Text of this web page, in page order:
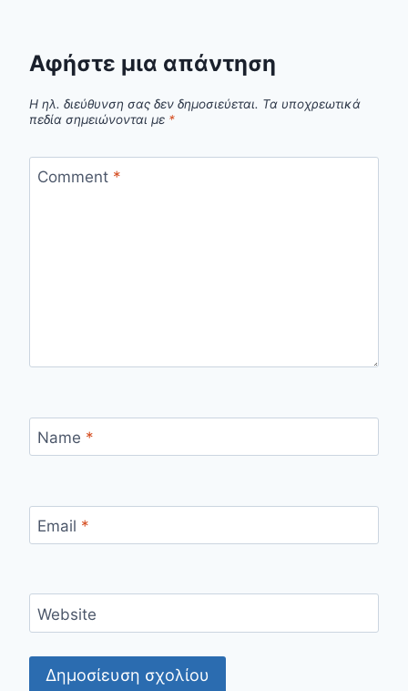
Αφήστε μια απάντηση
Η ηλ. διεύθυνση σας δεν δημοσιεύεται. Τα υποχρεωτικά
πεδία σημειώνονται με *
Comment *
Name *
Email *
Website